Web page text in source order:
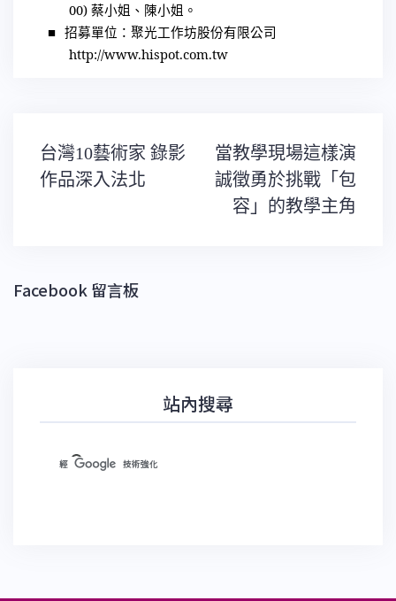
00) 蔡小姐、陳小姐。
■ 招募單位：聚光工作坊股份有限公司
http://www.hispot.com.tw
文
章
導
台灣10藝術家 錄影
作品深入法北
當教學現場這樣演
誠徵勇於挑戰「包
容」的教學主角
Facebook 留言板
站內搜尋